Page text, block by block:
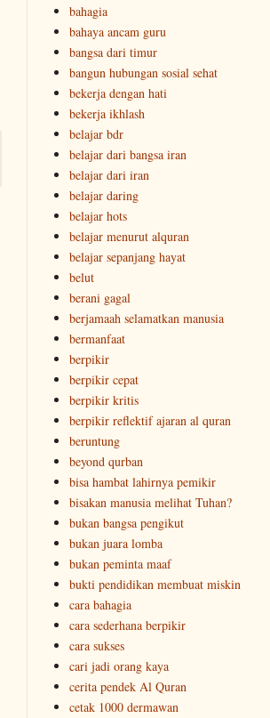
bahagia
bahaya ancam guru
bangsa dari timur
bangun hubungan sosial sehat
bekerja dengan hati
bekerja ikhlash
belajar bdr
belajar dari bangsa iran
belajar dari iran
belajar daring
belajar hots
belajar menurut alquran
belajar sepanjang hayat
belut
berani gagal
berjamaah selamatkan manusia
bermanfaat
berpikir
berpikir cepat
berpikir kritis
berpikir reflektif ajaran al quran
beruntung
beyond qurban
bisa hambat lahirnya pemikir
bisakan manusia melihat Tuhan?
bukan bangsa pengikut
bukan juara lomba
bukan peminta maaf
bukti pendidikan membuat miskin
cara bahagia
cara sederhana berpikir
cara sukses
cari jadi orang kaya
cerita pendek Al Quran
cetak 1000 dermawan